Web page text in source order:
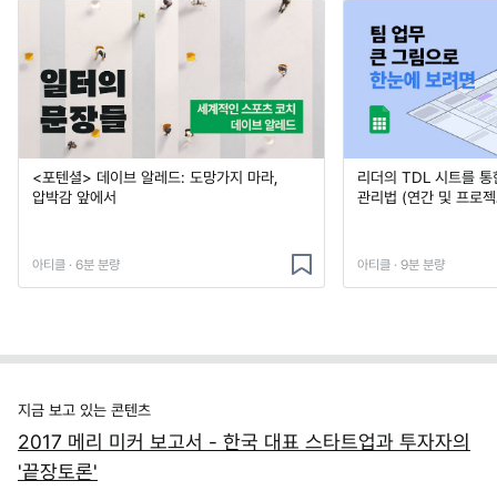
<포텐셜> 데이브 알레드: 도망가지 마라,
압박감 앞에서
아티클 · 6분 분량
리더의 TDL 시트를
관리법 (연간 및 프로
아티클 · 9분 분량
지금 보고 있는 콘텐츠
2017 메리 미커 보고서 - 한국 대표 스타트업과 투자자의
'끝장토론'